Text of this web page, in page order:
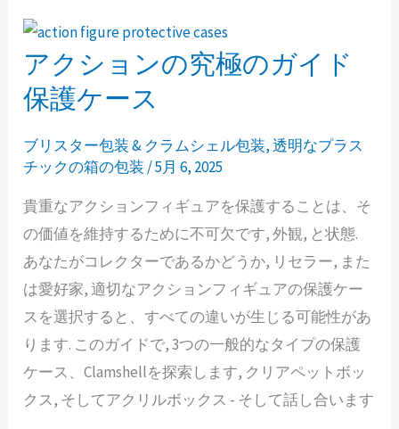
選
た
の
餌
際
立
た
せ
る
方
法
アクションの究極のガイド
保護ケース
ブリスター包装 & クラムシェル包装,透明なプラス
チックの箱の包装 /5月 6, 2025
貴重なアクションフィギュアを保護することは、そ
の価値を維持するために不可欠です, 外観, と状態.
あなたがコレクターであるかどうか, リセラー, また
は愛好家, 適切なアクションフィギュアの保護ケー
スを選択すると、すべての違いが生じる可能性があ
ります. このガイドで, 3つの一般的なタイプの保護
ケース、Clamshellを探索します, クリアペットボッ
クス, そしてアクリルボックス - そして話し合います
ア
ク
シ
ョ
ン
の
究
極
の
ガ
イ
ド
保